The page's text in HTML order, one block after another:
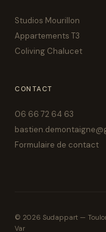
Studios Mourillon
Appartements T3
Coliving Chalucet
CONTACT
06 66 72 64 63
Formulaire de contact
© 2026 Sudappart —
Var